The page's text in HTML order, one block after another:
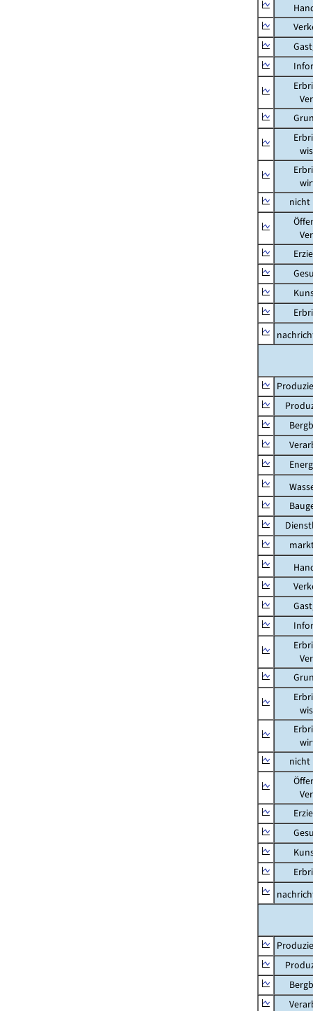
nicht
nicht